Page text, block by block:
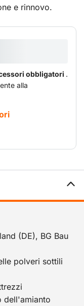
e rinnovo.
e sicuro sia
presenti. La
grazie alla
e sacchi per
svolgono in parte
obbligatori .
alla
(DE), BG Bau
polveri sottili
dell'amianto